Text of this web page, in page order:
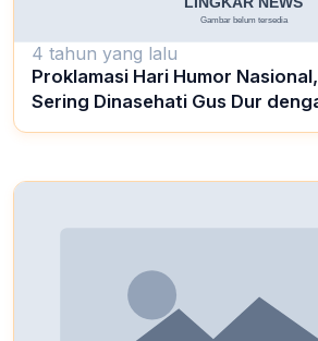
4 tahun yang lalu
Proklamasi Hari Humor
Sering Dinasehati Gus Dur